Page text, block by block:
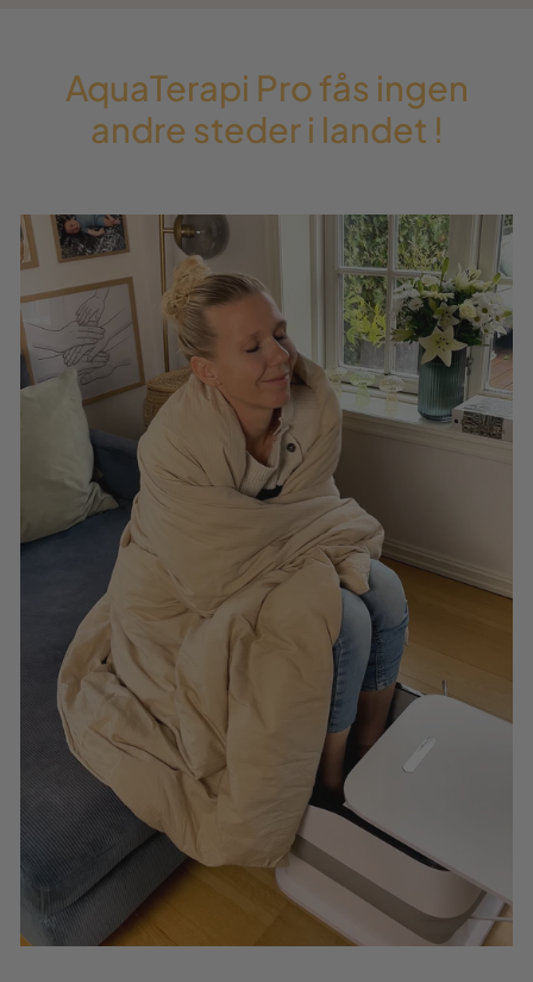
AquaTerapi Pro fås ingen
andre steder i landet !